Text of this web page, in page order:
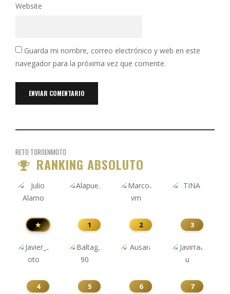
Website
Guarda mi nombre, correo electrónico y web en este
navegador para la próxima vez que comente.
RETO TOROENMOTO
RANKING ABSOLUTO
★ 1 2 3
4 5 6 7